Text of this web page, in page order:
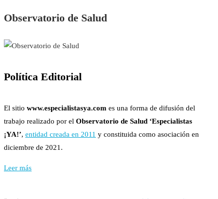
Observatorio de Salud
Política Editorial
El sitio www.especialistasya.com es una forma de difusión del
trabajo realizado por el Observatorio de Salud ‘Especialistas
¡YA!’, entidad creada en 2011 y constituida como asociación en
diciembre de 2021.
Leer más